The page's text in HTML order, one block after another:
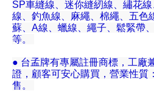
SP車縫線、迷你縫紉線、繡花
線、釣魚線、麻繩、棉繩、五色
蘇、A線、蠟線、繩子、鬆緊帶
等。
● 台孟牌有專屬註冊商標，工廠
證，顧客可安心購買，營業性質
售。